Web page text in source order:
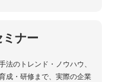
ナー
法のトレンド・ノウハウ、
成・研修まで、実際の企業